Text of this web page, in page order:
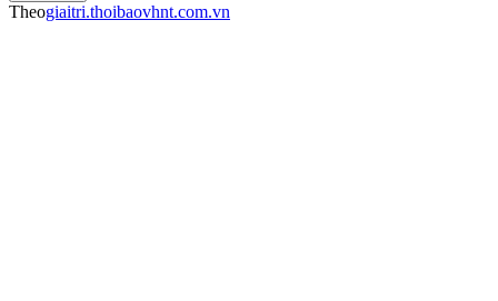
Theogiaitri.thoibaovhnt.com.vn